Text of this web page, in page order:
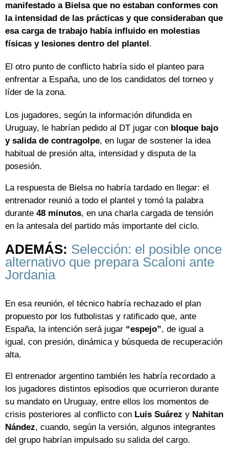
manifestado a Bielsa que no estaban conformes con
la intensidad de las prácticas y que consideraban que
esa carga de trabajo había influido en molestias
físicas y lesiones dentro del plantel.
El otro punto de conflicto habría sido el planteo para
enfrentar a España, uno de los candidatos del torneo y
líder de la zona.
Los jugadores, según la información difundida en
Uruguay, le habrían pedido al DT jugar con bloque bajo
y salida de contragolpe, en lugar de sostener la idea
habitual de presión alta, intensidad y disputa de la
posesión.
La respuesta de Bielsa no habría tardado en llegar: el
entrenador reunió a todo el plantel y tomó la palabra
durante 48 minutos, en una charla cargada de tensión
en la antesala del partido más importante del ciclo.
ADEMÁS: Selección: el posible once
alternativo que prepara Scaloni ante
Jordania
En esa reunión, el técnico habría rechazado el plan
propuesto por los futbolistas y ratificado que, ante
España, la intención será jugar “espejo”, de igual a
igual, con presión, dinámica y búsqueda de recuperación
alta.
El entrenador argentino también les habría recordado a
los jugadores distintos episodios que ocurrieron durante
su mandato en Uruguay, entre ellos los momentos de
crisis posteriores al conflicto con Luis Suárez y Nahitan
Nández, cuando, según la versión, algunos integrantes
del grupo habrían impulsado su salida del cargo.